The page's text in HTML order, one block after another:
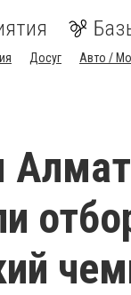
Досуг Авто /